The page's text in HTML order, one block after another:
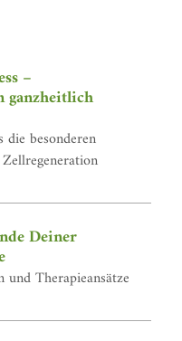
–
ganzheitlich
die besonderen
Deiner
und Therapieansätze